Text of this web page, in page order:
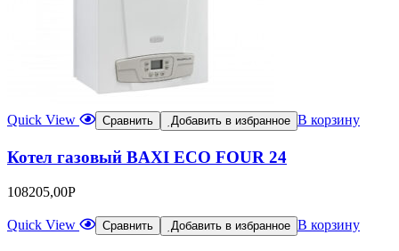
Quick View Сравнить Добавить в избранное В корзину
Котел газовый BAXI ECO FOUR 24
108205,00Р
Quick View Сравнить Добавить в избранное В корзину